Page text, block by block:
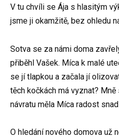
V tu chvíli se Ája s hlasitým
jsme ji okamžitě, bez ohledu
Sotva se za námi doma
přiběhl Vašek. Míca k malé
se jí tlapkou a začala jí
těch kočkách má vyznat?
návratu měla Míca radost
O hledání nového domova už